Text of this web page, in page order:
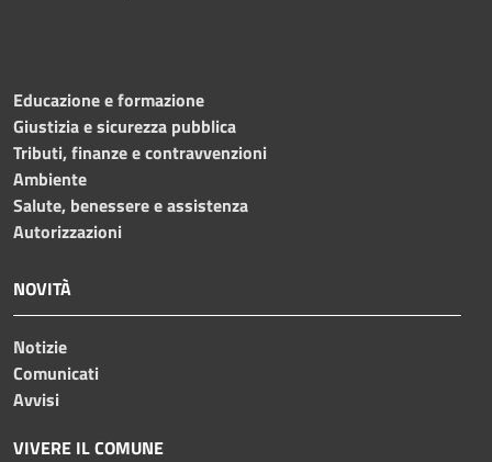
Educazione e formazione
Giustizia e sicurezza pubblica
Tributi, finanze e contravvenzioni
Ambiente
Salute, benessere e assistenza
Autorizzazioni
NOVITÀ
Notizie
Comunicati
Avvisi
VIVERE IL COMUNE